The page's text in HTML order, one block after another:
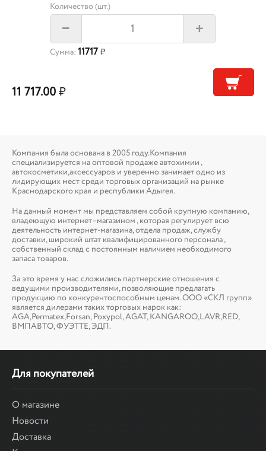
Количество (шт.)
– +
Сумма: 11717 ₽
11 717.00₽
Компания была основана в 2005 году.Компания
специализируется на оптовой продаже автохимии ,
автокосметики,аксессуаров и уверенно занимает одно из
лидирующих мест среди торговых организаций на рынке
Краснодарского края и республики Адыгея.
На данный момент мы представляем собой крупную компанию,
владеющую интернет–магазином , которая регулирует всю
деятельность интернет-магазина, отдела продаж, службу
доставки, широкий штат квалифицированного персонала ,
собственный склад c постоянным наличием необходимого
запаса товаров.
За это время у нас сложились партнерские отношения с
ведущими производителями, позволяющие предлагать
продукцию по конкурентоспособным ценам. ООО «СКЛ групп»
является дилерами таких торговых марок как:
AGA,Permatex,Forsan, Poxypol, AGAT, KANGAROO,LAVR,RED,
ВМПАВТО, ФУЭТТЕ, ЭДП.
Для покупателей
О магазине
Новости
Доставка